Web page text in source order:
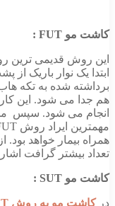
کاشت مو FUT
:
ابتدا یک نوار باریک
برداشته شده به تکه
هم جدا می شود. این
انجام می شود. سپس
همراه بیمار خواهد
تعداد بیشتر گرافت
کاشت مو SUT
:
درکاشت مو به روش